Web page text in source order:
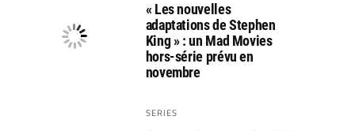
« Les nouvelles
adaptations de Stephen
King » : un Mad Movies
hors-série prévu en
novembre
SERIES